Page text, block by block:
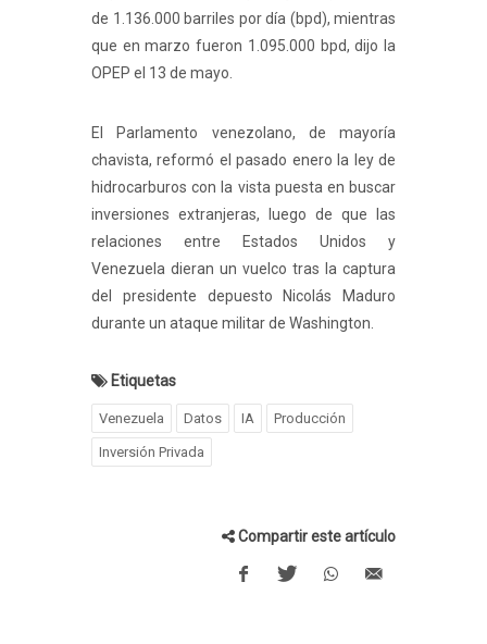
de 1.136.000 barriles por día (bpd), mientras
que en marzo fueron 1.095.000 bpd, dijo la
OPEP el 13 de mayo.
El Parlamento venezolano, de mayoría
chavista, reformó el pasado enero la ley de
hidrocarburos con la vista puesta en buscar
inversiones extranjeras, luego de que las
relaciones entre Estados Unidos y
Venezuela dieran un vuelco tras la captura
del presidente depuesto Nicolás Maduro
durante un ataque militar de Washington.
Etiquetas
Venezuela Datos IA Producción
Inversión Privada
Compartir este artículo